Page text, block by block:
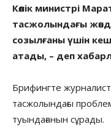
Көлік министрі
тасжолындағы
созылғаны үшін
атады, – деп
Брифингте
тасжолындағы
туындағанын сұрады.